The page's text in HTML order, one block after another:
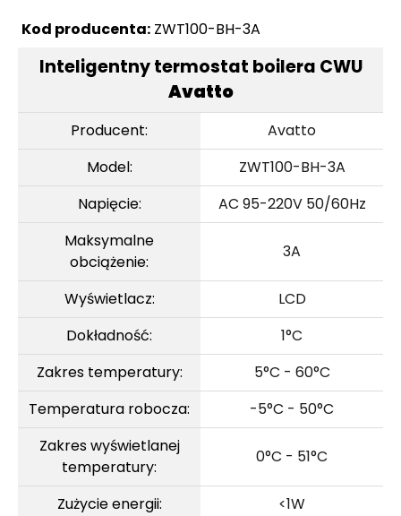
Kod producenta: ZWT100-BH-3A
Inteligentny termostat boilera CWU
Avatto
Producent:
Avatto
Model:
ZWT100-BH-3A
Napięcie:
AC 95-220V 50/60Hz
Maksymalne
obciążenie:
3A
Wyświetlacz:
LCD
Dokładność:
1°C
Zakres temperatury:
5°C - 60°C
Temperatura robocza:
-5°C - 50°C
Zakres wyświetlanej
temperatury:
0°C - 51°C
Zużycie energii:
<1W